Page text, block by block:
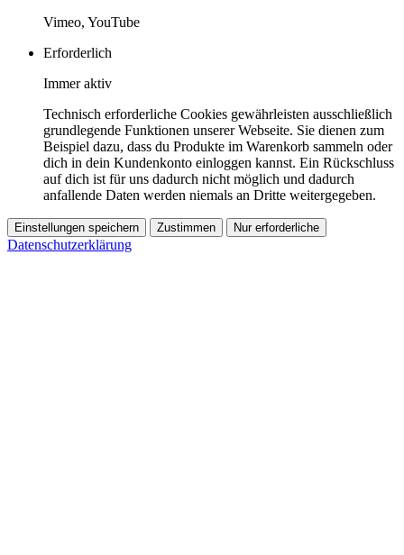
Vimeo, YouTube
Erforderlich
Immer aktiv
Technisch erforderliche Cookies gewährleisten ausschließlich
grundlegende Funktionen unserer Webseite. Sie dienen zum
Beispiel dazu, dass du Produkte im Warenkorb sammeln oder
dich in dein Kundenkonto einloggen kannst. Ein Rückschluss
auf dich ist für uns dadurch nicht möglich und dadurch
anfallende Daten werden niemals an Dritte weitergegeben.
Einstellungen speichern Zustimmen Nur erforderliche
Datenschutzerklärung